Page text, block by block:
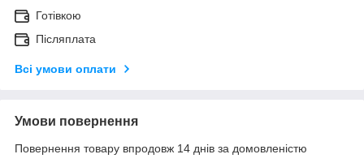
Готівкою
Післяплата
Всі умови оплати
Умови повернення
Повернення товару впродовж 14 днів за домовленістю